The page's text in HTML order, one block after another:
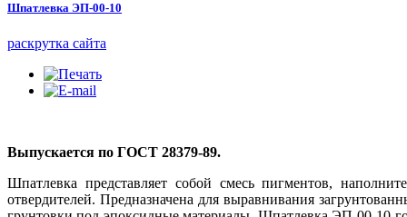
Шпатлевка ЭП-00-10
раскрутка сайта
Выпускается по ГОСТ 28379-89.
Шпатлевка представляет собой смесь пигментов,
отвердителей. Предназначена для выравнивания